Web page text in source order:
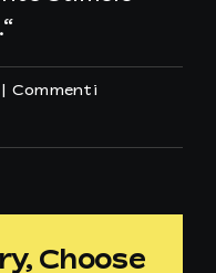
“
| Commenti
Choose